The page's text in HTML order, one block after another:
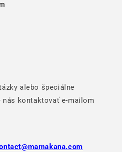
alebo špeciálne
nás kontaktovať e-mailom